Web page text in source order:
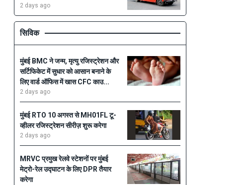
2 days ago
सिविक
मुंबई BMC ने जन्म, मृत्यु रजिस्ट्रेशन और
सर्टिफिकेट में सुधार को आसान बनाने के
लिए वार्ड ऑफिस में खास CFC काउ...
2 days ago
मुंबई RTO 10 अगस्त से MH01FL टू-
व्हीलर रजिस्ट्रेशन सीरीज़ शुरू करेगा
2 days ago
MRVC प्रमुख रेलवे स्टेशनों पर मुंबई
मेट्रो-रेल उद्घाटन के लिए DPR तैयार
करेगा